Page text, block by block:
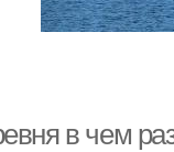
в чем